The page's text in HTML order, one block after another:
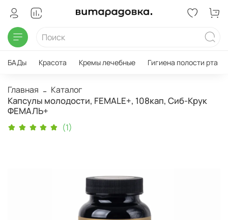
БАДы Красота Кремы лечебные Гигиена полости рта
Главная Каталог
Капсулы молодости, FEMALE+, 108кап, Сиб-Крук
ФЕМАЛЬ+
(1)